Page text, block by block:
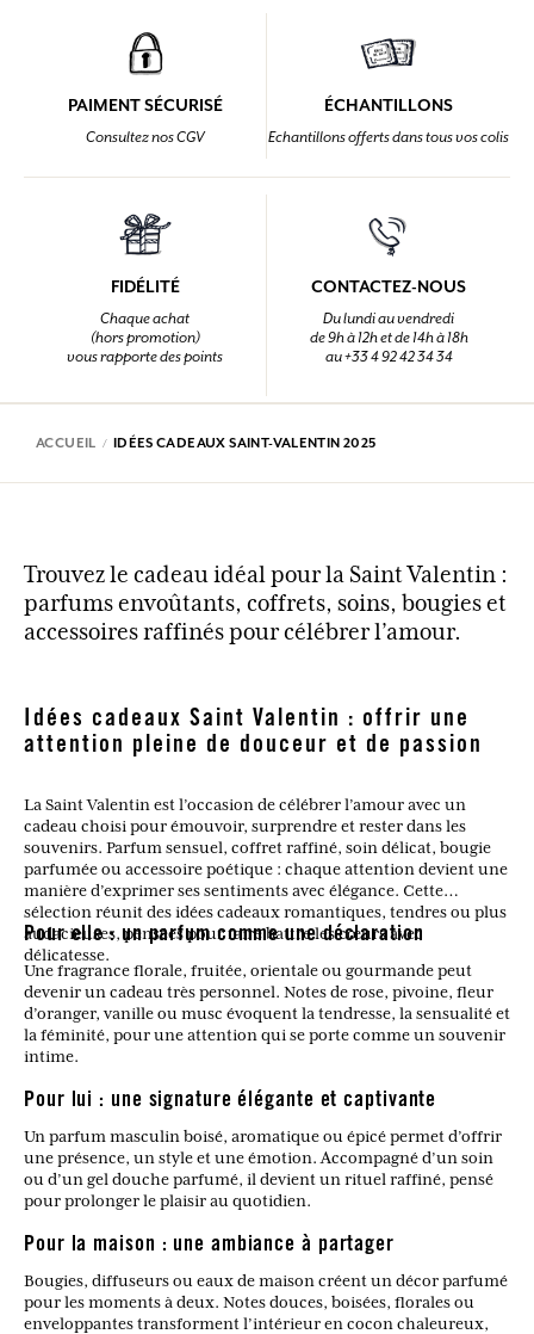
PAIMENT SÉCURISÉ
Consultez nos CGV
ÉCHANTILLONS
Echantillons offerts dans tous vos colis
FIDÉLITÉ
Chaque achat
(hors promotion)
vous rapporte des points
CONTACTEZ-NOUS
Du lundi au vendredi
de 9h à 12h et de 14h à 18h
au +33 4 92 42 34 34
ACCUEIL IDÉES CADEAUX SAINT-VALENTIN 2025
Trouvez le cadeau idéal pour la Saint Valentin :
parfums envoûtants, coffrets, soins, bougies et
accessoires raffinés pour célébrer l’amour.
Idées cadeaux Saint Valentin : offrir une
attention pleine de douceur et de passion
La Saint Valentin est l’occasion de célébrer l’amour avec un
cadeau choisi pour émouvoir, surprendre et rester dans les
souvenirs. Parfum sensuel, coffret raffiné, soin délicat, bougie
parfumée ou accessoire poétique : chaque attention devient une
manière d’exprimer ses sentiments avec élégance. Cette
sélection réunit des idées cadeaux romantiques, tendres ou plus
audacieuses, pensées pour faire battre les cœurs avec
délicatesse.
Pour elle : un parfum comme une déclaration
Une fragrance florale, fruitée, orientale ou gourmande peut
devenir un cadeau très personnel. Notes de rose, pivoine, fleur
d’oranger, vanille ou musc évoquent la tendresse, la sensualité et
la féminité, pour une attention qui se porte comme un souvenir
intime.
Pour lui : une signature élégante et captivante
Un parfum masculin boisé, aromatique ou épicé permet d’offrir
une présence, un style et une émotion. Accompagné d’un soin
ou d’un gel douche parfumé, il devient un rituel raffiné, pensé
pour prolonger le plaisir au quotidien.
Pour la maison : une ambiance à partager
Bougies, diffuseurs ou eaux de maison créent un décor parfumé
pour les moments à deux. Notes douces, boisées, florales ou
enveloppantes transforment l’intérieur en cocon chaleureux,